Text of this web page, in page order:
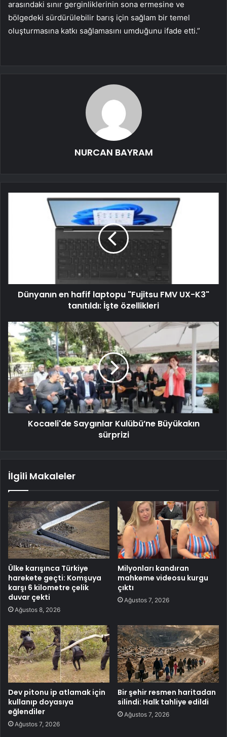
arasındaki sınır gerginliklerinin sona ermesine ve
bölgedeki sürdürülebilir barış için sağlam bir temel
oluşturmasına katkı sağlamasını umduğunu ifade etti.”
NURCAN BAYRAM
Dünyanın en hafif laptopu "Fujitsu FMV UX-K3"
tanıtıldı: İşte özellikleri
Kocaeli'de Saygınlar Kulübü’ne Büyükakın
sürprizi
İlgili Makaleler
Ülke karışınca Türkiye
harekete geçti: Komşuya
karşı 6 kilometre çelik
duvar çekti
Ağustos 8, 2026
Milyonları kandıran
mahkeme videosu kurgu
çıktı
Ağustos 7, 2026
Dev pitonu ip atlamak için
kullanıp doyasıya
eğlendiler
Ağustos 7, 2026
Bir şehir resmen haritadan
silindi: Halk tahliye edildi
Ağustos 7, 2026